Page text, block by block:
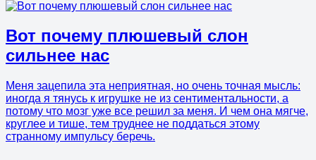
Вот почему плюшевый слон
сильнее нас
Меня зацепила эта неприятная, но очень точная мысль:
иногда я тянусь к игрушке не из сентиментальности, а
потому что мозг уже все решил за меня. И чем она мягче,
круглее и тише, тем труднее не поддаться этому
странному импульсу беречь.